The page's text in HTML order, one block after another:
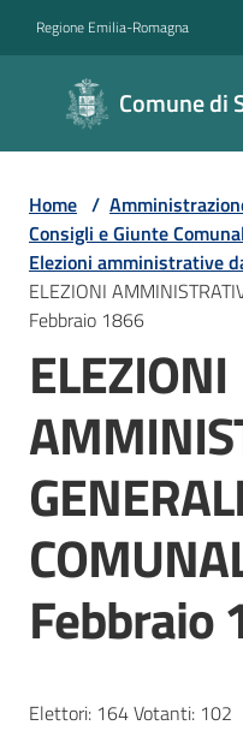
Regione Emilia-Romagna
Comune di
Comune di
San
Possidonio
Amministrazione
Menu selezionato
Novità
Servizi
Vivere
il
Comune
Home /
Consigli e Giunte
Elezioni amministrative
ELEZIONI
Febbraio 1866
ELEZIONI
GENERALI
Febbraio
Elettori: 164 Votanti: 102